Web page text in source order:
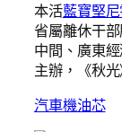
本活藍寶堅
省屬離休干
中間、廣東
主辦，《秋
汽車機油芯